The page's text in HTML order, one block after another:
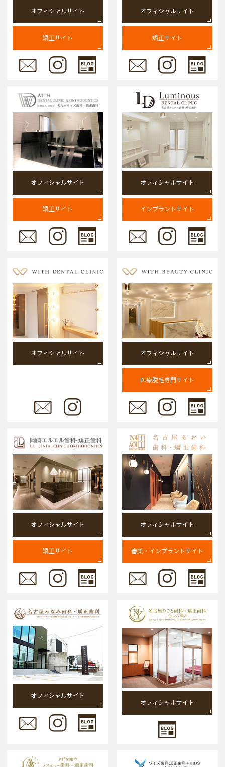
オフィシャルサイト
矯正サイト
オフィシャルサイト
矯正サイト
オフィシャルサイト
矯正サイト
オフィシャルサイト
インプラントサイト
オフィシャルサイト オフィシャルサイト
医療脱毛専門サイト
オフィシャルサイト
矯正サイト
オフィシャルサイト
審美・インプラントサイト
オフィシャルサイト
オフィシャルサイト